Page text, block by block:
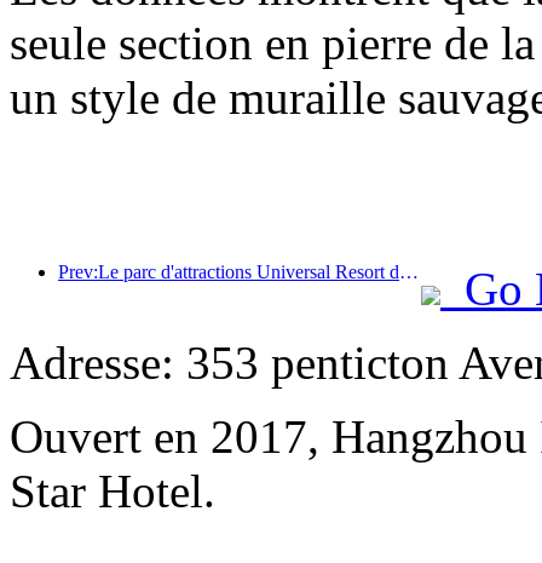
seule section en pierre de
un style de muraille
Prev:Le parc d'attractions Universal Resort de Pékin lancera son événement du Nouvel An chinois le 23 janvier, qui durera 40 jours.
Go
Adresse: 353 penticton
Ouvert en 2017,
Star Hotel.